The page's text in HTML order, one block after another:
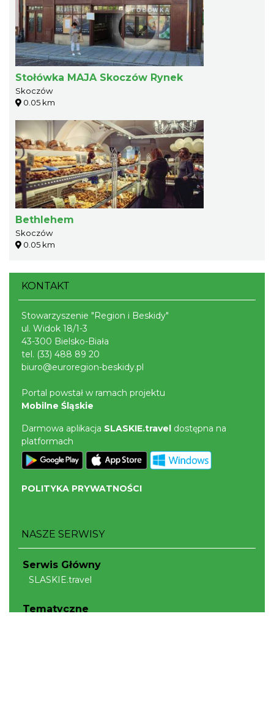
Stołówka MAJA Skoczów Rynek
Skoczów
0.05 km
Bethlehem
Skoczów
0.05 km
KONTAKT
Stowarzyszenie "Region i Beskidy"
ul. Widok 18/1-3
43-300 Bielsko-Biała
tel. (33) 488 89 20
biuro@euroregion-beskidy.pl
Portal powstał w ramach projektu
Mobilne Śląskie
Darmowa aplikacja SLASKIE.travel dostępna na
platformach
POLITYKA PRYWATNOŚCI
NASZE SERWISY
Serwis Główny
SLASKIE.travel
Tematyczne